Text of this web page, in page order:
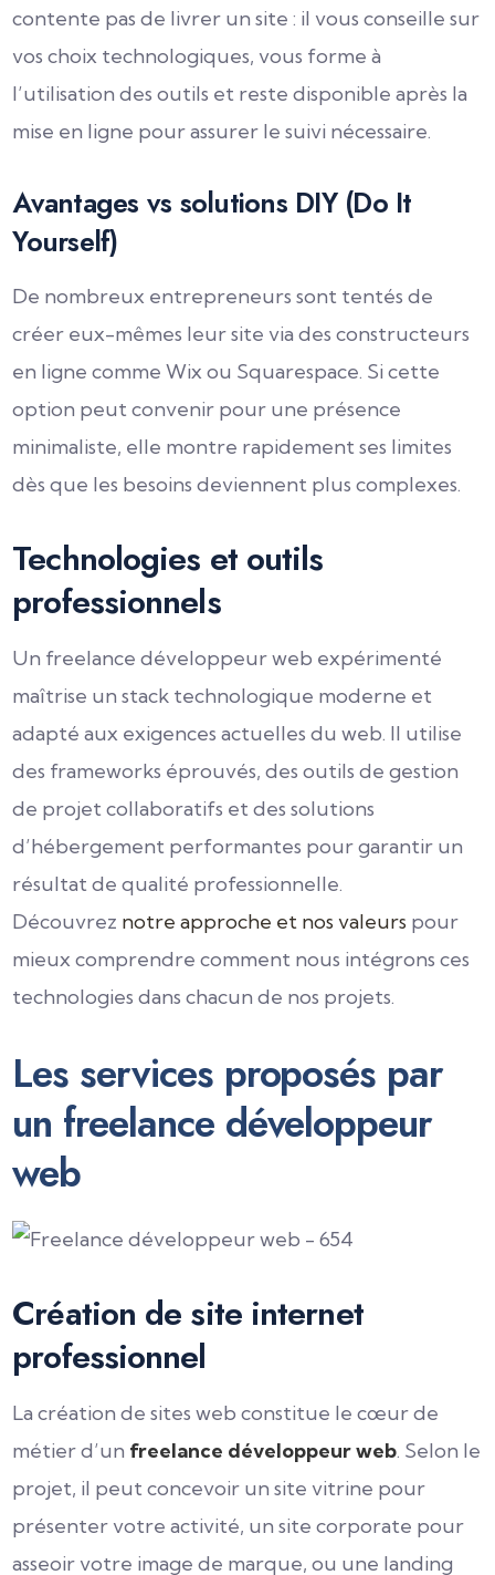
contente pas de livrer un site : il vous conseille sur
vos choix technologiques, vous forme à
l’utilisation des outils et reste disponible après la
mise en ligne pour assurer le suivi nécessaire.
Avantages vs solutions DIY (Do It
Yourself)
De nombreux entrepreneurs sont tentés de
créer eux-mêmes leur site via des constructeurs
en ligne comme Wix ou Squarespace. Si cette
option peut convenir pour une présence
minimaliste, elle montre rapidement ses limites
dès que les besoins deviennent plus complexes.
Technologies et outils
professionnels
Un freelance développeur web expérimenté
maîtrise un stack technologique moderne et
adapté aux exigences actuelles du web. Il utilise
des frameworks éprouvés, des outils de gestion
de projet collaboratifs et des solutions
d’hébergement performantes pour garantir un
résultat de qualité professionnelle.
Découvrez notre approche et nos valeurs pour
mieux comprendre comment nous intégrons ces
technologies dans chacun de nos projets.
Les services proposés par
un freelance développeur
web
Création de site internet
professionnel
La création de sites web constitue le cœur de
métier d’un freelance développeur web. Selon le
projet, il peut concevoir un site vitrine pour
présenter votre activité, un site corporate pour
asseoir votre image de marque, ou une landing